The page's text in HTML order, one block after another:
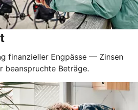
finanzieller Engpässe — Zinsen
beanspruchte Beträge.